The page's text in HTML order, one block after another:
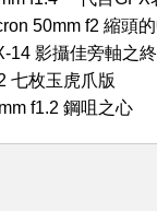
50mm f2 縮頭
14 影攝佳旁軸之
七枚玉虎爪版
f1.2 鋼咀之心